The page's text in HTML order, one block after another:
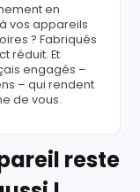
en
vos appareils
? Fabriqués
réduit. Et
engagés –
– qui rendent
de vous.
reste